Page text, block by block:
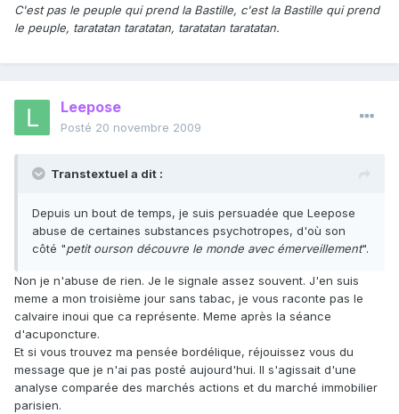
C'est pas le peuple qui prend la Bastille, c'est la Bastille qui prend
le peuple, taratatan taratatan, taratatan taratatan.
Leepose
Posté 20 novembre 2009
Transtextuel a dit :
Depuis un bout de temps, je suis persuadée que Leepose
abuse de certaines substances psychotropes, d'où son
côté "petit ourson découvre le monde avec émerveillement".
Non je n'abuse de rien. Je le signale assez souvent. J'en suis
meme a mon troisième jour sans tabac, je vous raconte pas le
calvaire inoui que ca représente. Meme après la séance
d'acuponcture.
Et si vous trouvez ma pensée bordélique, réjouissez vous du
message que je n'ai pas posté aujourd'hui. Il s'agissait d'une
analyse comparée des marchés actions et du marché immobilier
parisien.